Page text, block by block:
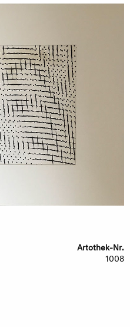
Artothek-Nr.
1008